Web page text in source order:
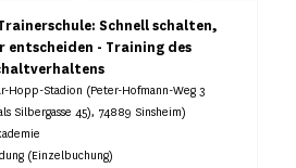
Schnell schalten,
entscheiden - Training des
Hopp-Stadion (Peter-Hofmann-Weg 3
Silbergasse 45), 74889 Sinsheim)
(Einzelbuchung)